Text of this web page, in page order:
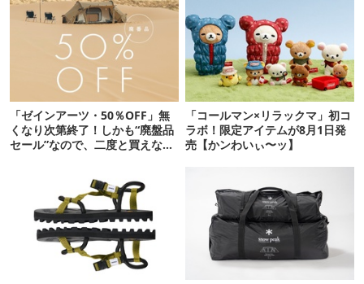
「ゼインアーツ・50％OFF」無
くなり次第終了！しかも“廃盤品
セール”なので、二度と買えない
「コールマン×リラックマ」初コ
ラボ！限定アイテムが8月1日発
売【かンわいぃ〜ッ】